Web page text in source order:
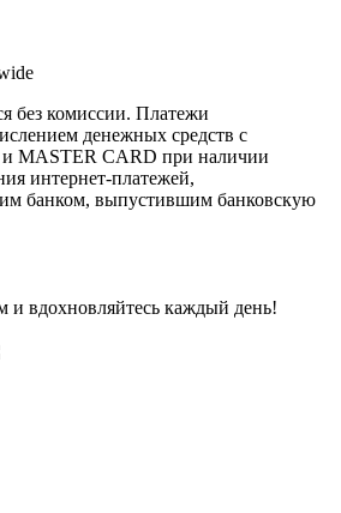
без комиссии. Платежи
денежных средств с
и MASTER CARD при наличии
интернет-платежей,
банком, выпустившим банковскую
и вдохновляйтесь каждый день!